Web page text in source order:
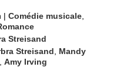
| Comédie musicale
Streisand
Streisand
Mandy
,Amy Irving